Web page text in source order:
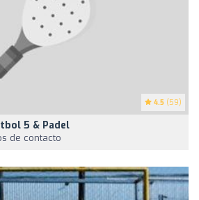
4.5 (59)
5 & Padel
de contacto